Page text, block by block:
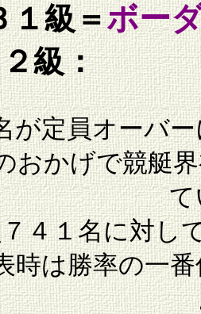
１級＝ボー
級：（
が定員オーバ
おかげで競艇
て
４１名に対し
時は勝率の一